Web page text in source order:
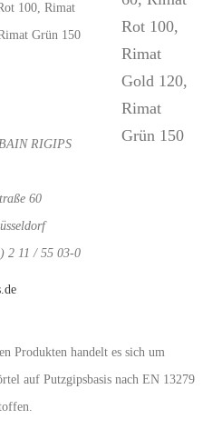
100, Rimat
Grün 150
RIGIPS
60
2 11 / 55 03-0
Produkten handelt es sich um
auf Putzgipsbasis nach EN 13279